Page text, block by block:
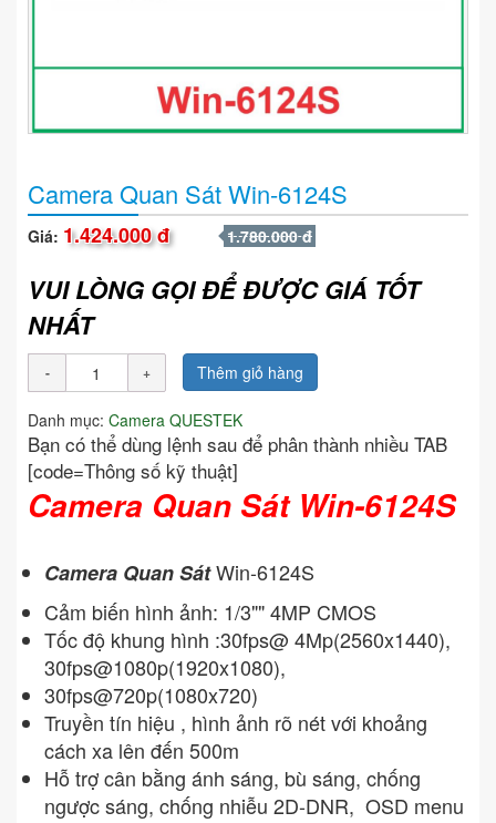
Camera Quan Sát Win-6124S
Giá: 1.424.000 đ 1.780.000 đ
VUI LÒNG GỌI ĐỂ ĐƯỢC GIÁ TỐT
NHẤT
Thêm giỏ hàng
Danh mục: Camera QUESTEK
Bạn có thể dùng lệnh sau để phân thành nhiều TAB
[code=Thông số kỹ thuật]
Camera Quan Sát Win-6124S
Camera Quan SátWin-6124S
Cảm biến hình ảnh: 1/3"" 4MP CMOS
Tốc độ khung hình :30fps@ 4Mp(2560x1440),
30fps@1080p(1920x1080),
30fps@720p(1080x720)
Truyền tín hiệu , hình ảnh rõ nét với khoảng
cách xa lên đến 500m
Hỗ trợ cân bằng ánh sáng, bù sáng, chống
ngược sáng, chống nhiễu 2D-DNR, OSD menu